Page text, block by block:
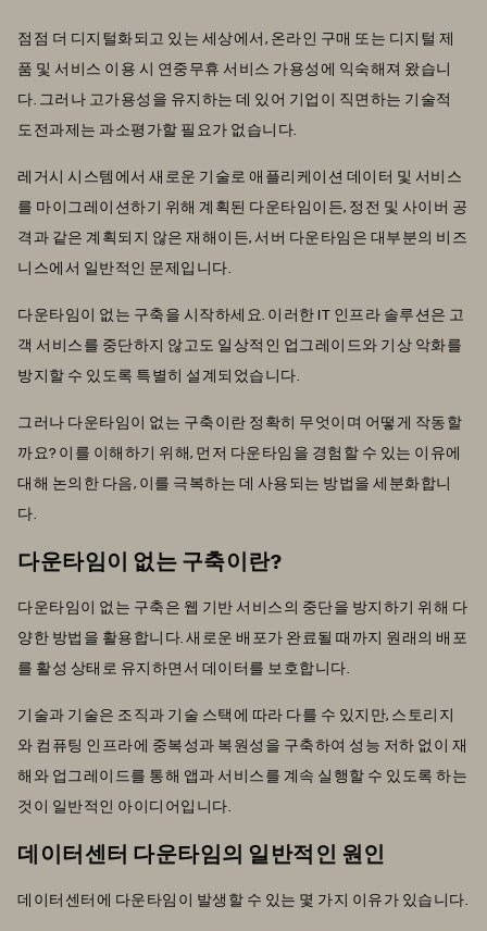
점점 더 디지털화되고 있는 세상에서, 온라인 구매 또는 디지털 제
품 및 서비스 이용 시 연중무휴 서비스 가용성에 익숙해져 왔습니
다. 그러나 고가용성을 유지하는 데 있어 기업이 직면하는 기술적
도전과제는 과소평가할 필요가 없습니다.
레거시 시스템에서 새로운 기술로 애플리케이션 데이터 및 서비스
를 마이그레이션하기 위해 계획된 다운타임이든, 정전 및 사이버 공
격과 같은 계획되지 않은 재해이든, 서버 다운타임은 대부분의 비즈
니스에서 일반적인 문제입니다.
다운타임이 없는 구축을 시작하세요. 이러한 IT 인프라 솔루션은 고
객 서비스를 중단하지 않고도 일상적인 업그레이드와 기상 악화를
방지할 수 있도록 특별히 설계되었습니다.
그러나 다운타임이 없는 구축이란 정확히 무엇이며 어떻게 작동할
까요? 이를 이해하기 위해, 먼저 다운타임을 경험할 수 있는 이유에
대해 논의한 다음, 이를 극복하는 데 사용되는 방법을 세분화합니
다.
다운타임이 없는 구축이란?
다운타임이 없는 구축은 웹 기반 서비스의 중단을 방지하기 위해 다
양한 방법을 활용합니다. 새로운 배포가 완료될 때까지 원래의 배포
를 활성 상태로 유지하면서 데이터를 보호합니다.
기술과 기술은 조직과 기술 스택에 따라 다를 수 있지만, 스토리지
와 컴퓨팅 인프라에 중복성과 복원성을 구축하여 성능 저하 없이 재
해와 업그레이드를 통해 앱과 서비스를 계속 실행할 수 있도록 하는
것이 일반적인 아이디어입니다.
데이터센터 다운타임의 일반적인 원인
데이터센터에 다운타임이 발생할 수 있는 몇 가지 이유가 있습니다.